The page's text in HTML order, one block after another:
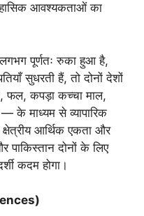
आवश्यकताओं का
पूर्णतः रुका हुआ है,
सुधरती हैं, तो दोनों देशों
फल, कपड़ा कच्चा माल,
के माध्यम से व्यापारिक
आर्थिक एकता और
पाकिस्तान दोनों के लिए
कदम होगा।